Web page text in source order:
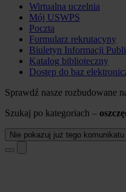
Wirtualna uczelnia
Mój USWPS
Poczta
Formularz rekrutacyny
Biuletyn Informacji
Katalog biblioteczny
Dostęp do baz
Sprawdź nasze rozbudowane
Szukaj po kategoriach –
Nie pokazuj już tego komunikatu